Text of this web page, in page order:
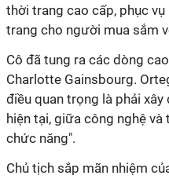
thời trang cao cấp, phục
trang cho người mua sắm
Cô đã tung ra các dòng
Charlotte Gainsbourg.
điều quan trọng là phải
hiện tại, giữa công nghệ
chức năng".
Chủ tịch sắp mãn nhiệm